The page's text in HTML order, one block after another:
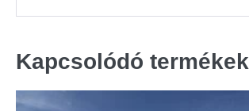
Kapcsolódó termékek